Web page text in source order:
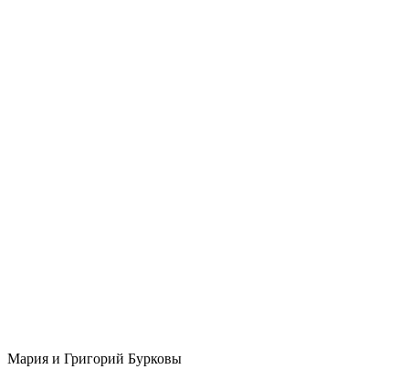
Мария и Григорий Бурковы